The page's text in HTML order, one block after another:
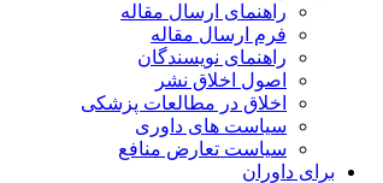
راهنمای ارسال مقاله
فرم ارسال مقاله
راهنمای نویسندگان
اصول اخلاق نشر
اخلاق در مطالعات پزشکی
سیاست های داوری
سیاست تعارض منافع
برای داوران